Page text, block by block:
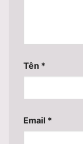
Tên *
Email *